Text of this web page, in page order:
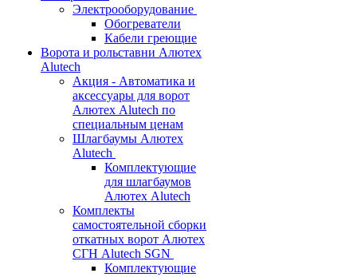
Электрооборудование
Обогреватели
Кабели греющие
Ворота и рольставни Алютех
Alutech
Акция - Автоматика и
аксессуары для ворот
Алютех Alutech по
специальным ценам
Шлагбаумы Алютех
Alutech
Комплектующие
для шлагбаумов
Алютех Alutech
Комплекты
самостоятельной сборки
откатных ворот Алютех
СГН Alutech SGN
Комплектующие